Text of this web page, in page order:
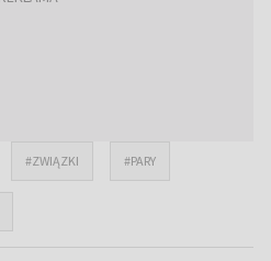
#ZWIĄZKI #PARY